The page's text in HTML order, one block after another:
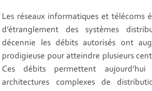
Les réseaux informatiques et télécoms
d’étranglement des systèmes
décennie les débits autorisés ont
prodigieuse pour atteindre plusieurs
Ces débits permettent aujourd’hui
architectures complexes de